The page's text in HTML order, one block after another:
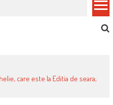
cititor de facturi: nu plăti
care este la Editia de seara;